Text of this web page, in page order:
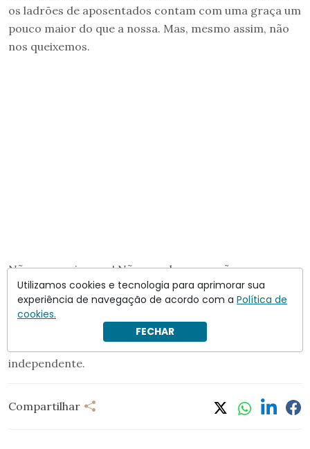
os ladrões de aposentados contam com uma graça um
pouco maior do que a nossa. Mas, mesmo assim, não
nos queixemos.
Não nos queixemos! Não mordamos a mão que nos
estapeia.
Para nós, o pior que pode acontecer…
Crusoé.Assine e apoie o jornalismo
independente.
Compartilhar
Utilizamos cookies e tecnologia para aprimorar sua
experiência de navegação de acordo com a Política de
cookies.
FECHAR